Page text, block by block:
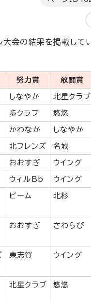
会の結果を掲載して
努力賞 敢闘賞
しなやか 北星クラブ
歩クラブ 悠悠
かわなか しなやか
北フレンズ 名城
おおすぎ ウイング
ウィルBb ウイング
ビーム 北杉
おおすぎ さわらび
東志賀 ウイング
北星クラブ 悠悠